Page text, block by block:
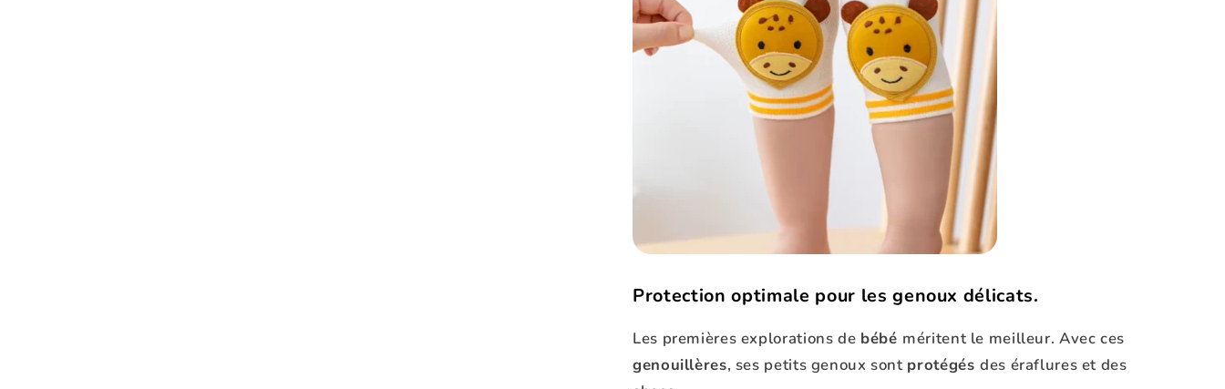
Protection optimale pour les genoux délicats.
Les premières explorations de bébé méritent le meilleur. Avec ces
genouillères, ses petits genoux sont protégésdes éraflures et des